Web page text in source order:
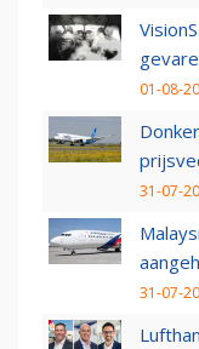
01-08-
31-07-
31-07-